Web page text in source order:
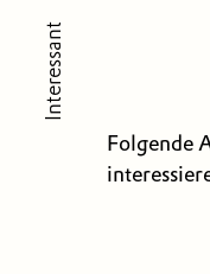
Interessant
Folgende